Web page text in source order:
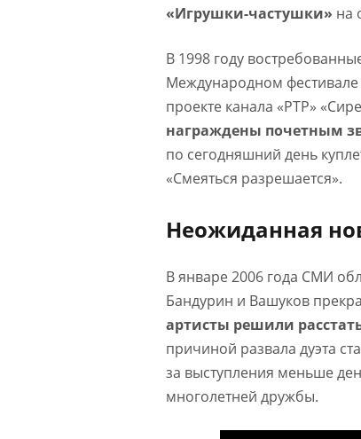
«Игрушки-частушки» на
В 1998 году
Международном фестивале
проекте канала «РТР»
награждены почетным
по сегодняшний день
«Смеяться разрешается».
Неожиданная
В январе 2006 года СМИ
Бандурин и Вашуков
артисты решили
причиной развала дуэта
за выступления меньше
многолетней дружбы.